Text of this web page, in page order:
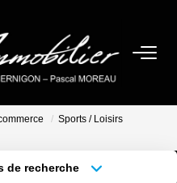
Sports / Loisirs
de recherche